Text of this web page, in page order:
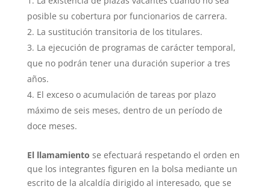
posible su cobertura por funcionarios de carrera.
La sustitución transitoria de los titulares.
La ejecución de programas de carácter temporal,
que no podrán tener una duración superior a tres
años.
El exceso o acumulación de tareas por plazo
máximo de seis meses, dentro de un período de
doce meses.
El llamamiento se efectuará respetando el orden en
que los integrantes figuren en la bolsa mediante un
escrito de la alcaldía dirigido al interesado, que se